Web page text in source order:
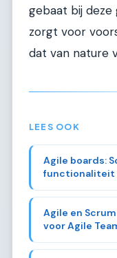
gebaat bij
zorgt voor
dat van nature
LEES OOK
Agile boards:
functionaliteit
Agile en
voor Agile